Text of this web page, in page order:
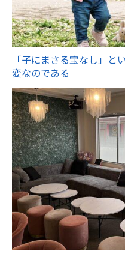
「子にまさる宝なし」
変なのである